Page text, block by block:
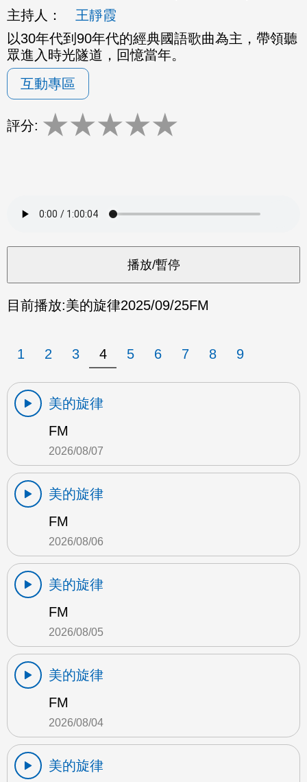
主持人：
王靜霞
以30年代到90年代的經典國語歌曲為主，帶領聽
眾進入時光隧道，回憶當年。
互動專區
評分: ★★★★★
目前播放:美的旋律2025/09/25FM
1 2 3 4 5 6 7 8 9
美的旋律
FM
2026/08/07
美的旋律
FM
2026/08/06
美的旋律
FM
2026/08/05
美的旋律
FM
2026/08/04
美的旋律